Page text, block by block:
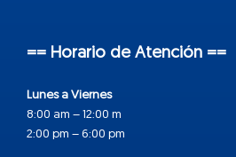
== Horario de Atención ==
Lunes a Viernes
8:00 am – 12:00 m
2:00 pm – 6:00 pm